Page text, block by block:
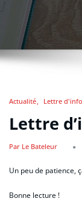
Actualité Lettre d'info
Lettre
Par Le Bateleur
Un peu de patience,
Bonne lecture !